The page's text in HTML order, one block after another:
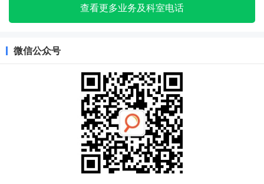
查看更多业务及科室电话
微信公众号